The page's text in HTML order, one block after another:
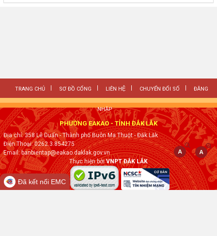
TRANG CHỦ SƠ ĐỒ CỔNG LIÊN HỆ CHUYỂN ĐỔI SỐ ĐĂNG
NHẬP
PHƯỜNG EAKAO - TỈNH ĐẮK LẮK
Địa chỉ: 358 Lê Duẩn - Thành phố Buôn Ma Thuột - Đăk Lăk
Điện Thoại: 0262.3.854275
Email: banbientap@eakao.daklak.gov.vn
Thực hiện bởiVNPT ĐẮK LẮK
Đã kết nối EMC